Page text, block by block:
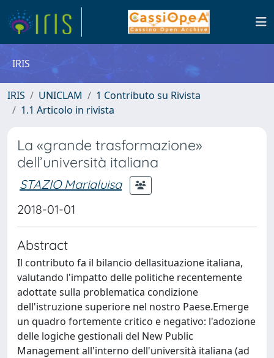
IRIS
IRIS UNICLAM
1 Contributo su Rivista
1.1 Articolo in rivista
La «grande trasformazione»
dell’università italiana
STAZIO Marialuisa
2018-01-01
Abstract
Il contributo fa il bilancio dellasituazione italiana,
valutando l'impatto delle politiche recentemente
adottate sulla problematica condizione
dell'istruzione superiore nel nostro Paese.Emerge
un quadro fortemente critico e negativo: l'adozione
delle logiche gestionali del New Public
Management all'interno dell'università italiana (ad